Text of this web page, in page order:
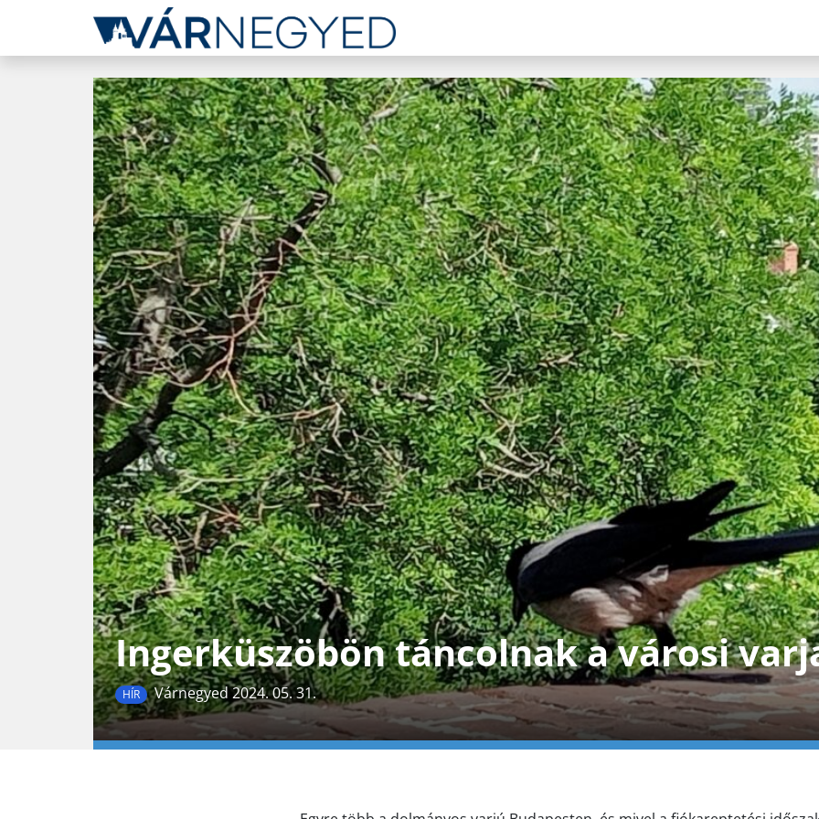
Ingerküszöbön táncolnak a városi
HÍR Várnegyed 2024. 05. 31.